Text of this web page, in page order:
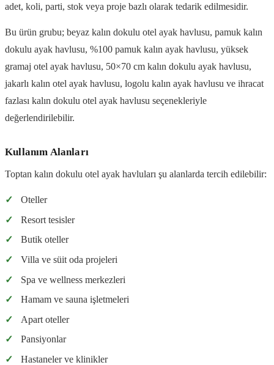
adet, koli, parti, stok veya proje bazlı olarak tedarik edilmesidir.
Bu ürün grubu; beyaz kalın dokulu otel ayak havlusu, pamuk kalın
dokulu ayak havlusu, %100 pamuk kalın ayak havlusu, yüksek
gramaj otel ayak havlusu, 50×70 cm kalın dokulu ayak havlusu,
jakarlı kalın otel ayak havlusu, logolu kalın ayak havlusu ve ihracat
fazlası kalın dokulu otel ayak havlusu seçenekleriyle
değerlendirilebilir.
Kullanım Alanları
Toptan kalın dokulu otel ayak havluları şu alanlarda tercih edilebilir:
✓
Oteller
✓
Resort tesisler
✓
Butik oteller
✓
Villa ve süit oda projeleri
✓
Spa ve wellness merkezleri
✓
Hamam ve sauna işletmeleri
✓
Apart oteller
✓
Pansiyonlar
✓
Hastaneler ve klinikler